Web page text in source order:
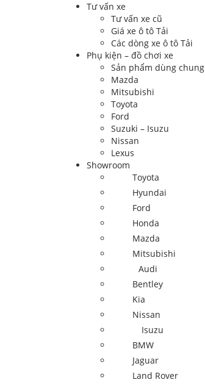
Tư vấn xe
Tư vấn xe cũ
Giá xe ô tô Tải
Các dòng xe ô tô Tải
Phụ kiện – đồ chơi xe
Sản phẩm dùng chung
Mazda
Mitsubishi
Toyota
Ford
Suzuki – Isuzu
Nissan
Lexus
Showroom
Toyota
Hyundai
Ford
Honda
Mazda
Mitsubishi
Audi
Bentley
Kia
Nissan
Isuzu
BMW
Jaguar
Land Rover